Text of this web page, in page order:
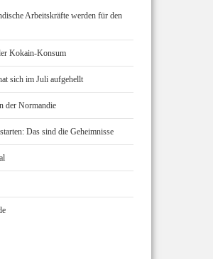
Arbeitskräfte werden für den
Kokain-Konsum
sich im Juli aufgehellt
der Normandie
Das sind die Geheimnisse